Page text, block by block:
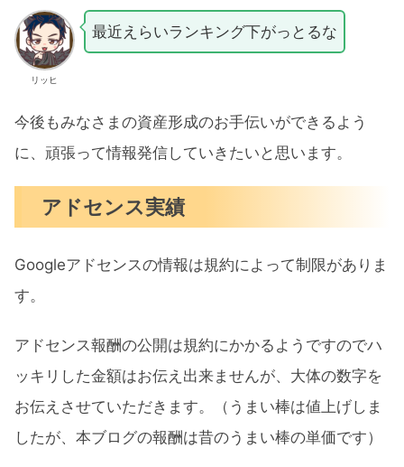
リッヒ
最近えらいランキング下がっとるな
今後もみなさまの資産形成のお手伝いができるよう
に、頑張って情報発信していきたいと思います。
アドセンス実績
Googleアドセンスの情報は規約によって制限がありま
す。
アドセンス報酬の公開は規約にかかるようですのでハ
ッキリした金額はお伝え出来ませんが、大体の数字を
お伝えさせていただきます。（うまい棒は値上げしま
したが、本ブログの報酬は昔のうまい棒の単価です）